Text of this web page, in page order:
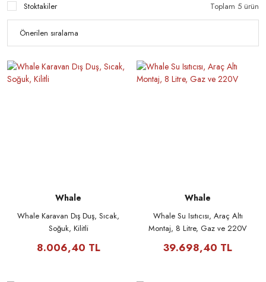
Stoktakiler Toplam 5 ürün
Whale
Whale Karavan Dış Duş, Sıcak,
Soğuk, Kilitli
8.006,40 TL
Whale
Whale Su Isıtıcısı, Araç Altı
Montaj, 8 Litre, Gaz ve 220V
39.698,40 TL